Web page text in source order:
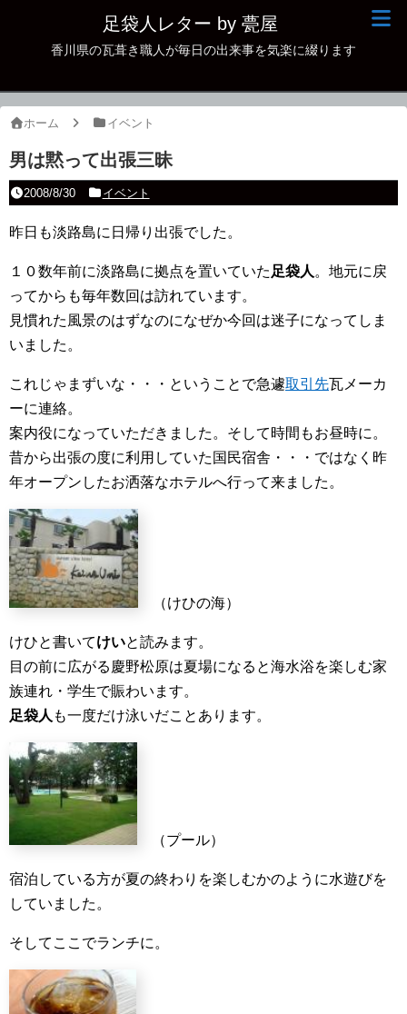
足袋人レター by 甍屋
香川県の瓦葺き職人が毎日の出来事を気楽に綴ります
ホーム イベント
男は黙って出張三昧
2008/8/30 イベント
昨日も淡路島に日帰り出張でした。
１０数年前に淡路島に拠点を置いていた 足袋人 。地元に戻
ってからも毎年数回は訪れています。
見慣れた風景のはずなのになぜか今回は迷子になってしま
いました。
これじゃまずいな・・・ということで急遽取引先瓦メーカ
ーに連絡。
案内役になっていただきました。そして時間もお昼時に。
昔から出張の度に利用していた国民宿舎・・・ではなく昨
年オープンしたお洒落なホテルへ行って来ました。
（けひの海）
けひと書いてけいと読みます。
目の前に広がる慶野松原は夏場になると海水浴を楽しむ家
族連れ・学生で賑わいます。
足袋人 も一度だけ泳いだことあります。
（プール）
宿泊している方が夏の終わりを楽しむかのように水遊びを
していました。
そしてここでランチに。
現場日記
古瓦
その他